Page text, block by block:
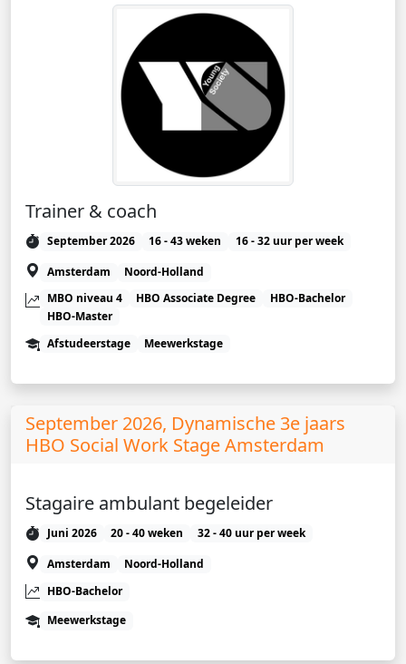
Trainer & coach
September 2026 16 - 43 weken
16 - 32 uur per week
Amsterdam
Noord-Holland
MBO niveau 4
HBO Associate Degree
HBO-Bachelor
HBO-Master
Afstudeerstage
Meewerkstage
September 2026, Dynamische 3e jaars
HBO Social Work Stage Amsterdam
Stagaire ambulant begeleider
Juni 2026 20 - 40 weken
32 - 40 uur per week
Amsterdam
Noord-Holland
HBO-Bachelor
Meewerkstage